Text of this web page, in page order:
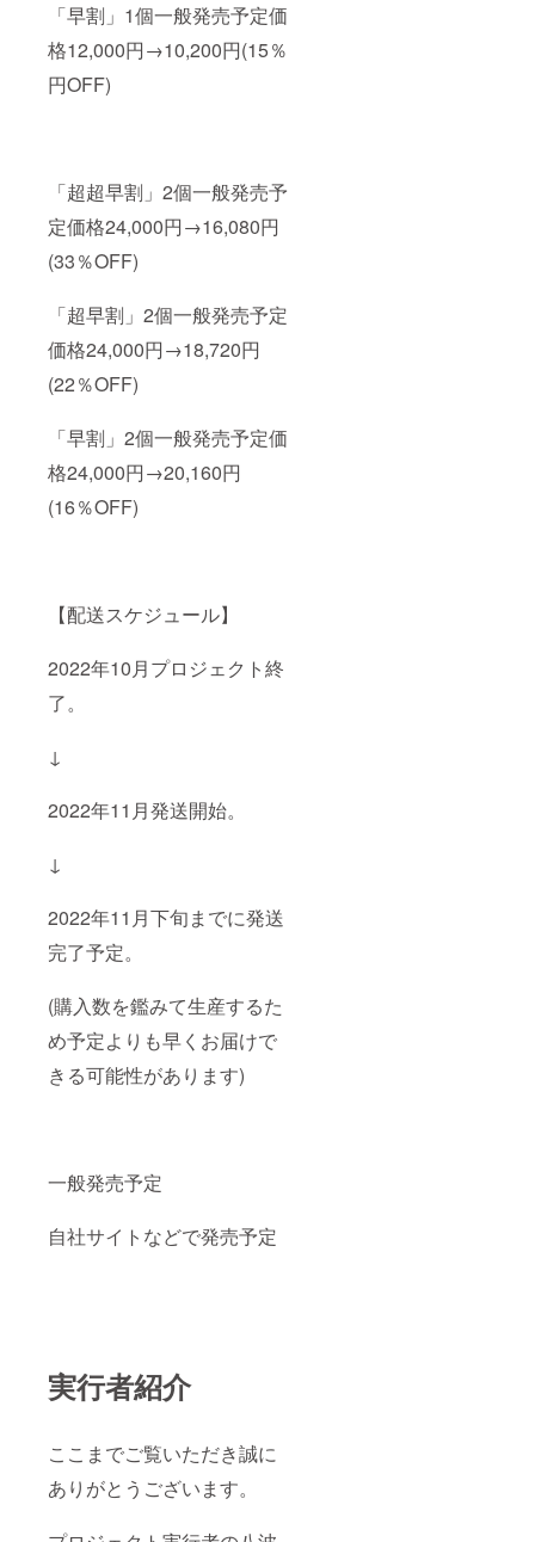
「早割」1個一般発売予定価
格12,000円→10,200円(15％
円OFF)
「超超早割」2個一般発売予
定価格24,000円→16,080円
(33％OFF)
「超早割」2個一般発売予定
価格24,000円→18,720円
(22％OFF)
「早割」2個一般発売予定価
格24,000円→20,160円
(16％OFF)
【配送スケジュール】
2022年10月プロジェクト終
了。
↓
2022年11月発送開始。
↓
2022年11月下旬までに発送
完了予定。
(購入数を鑑みて生産するた
め予定よりも早くお届けで
きる可能性があります)
一般発売予定
自社サイトなどで発売予定
実行者紹介
ここまでご覧いただき誠に
ありがとうございます。